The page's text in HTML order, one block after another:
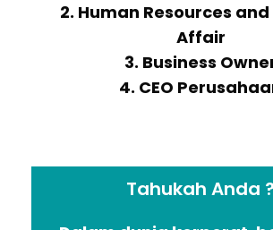
2. Human Resources
Affair
3. Business
4. CEO
Tahukah Anda ?